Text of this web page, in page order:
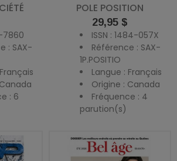
7860
: SAX-
: 6
POLE POSITION
Prix
29,95 $
ISSN : 1484-057X
Référence : SAX-
1P.POSITIO
Langue : Français
Origine : Canada
Fréquence : 4
parution(s)